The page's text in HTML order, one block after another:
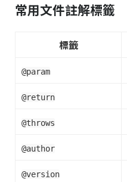
常用文件註解標籤
標籤
@param
@return
@throws
@author
@version